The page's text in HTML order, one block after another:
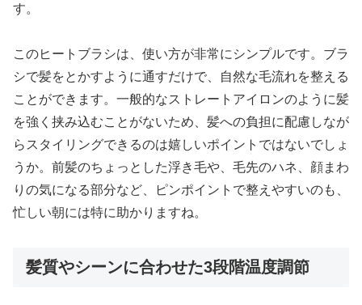
す。
このヒートブラシは、使い方が非常にシンプルです。ブラ
シで髪をとかすように通すだけで、自然な毛流れを整える
ことができます。一般的なストレートアイロンのように髪
を強く挟み込むことがないため、髪への負担に配慮しなが
らスタイリングできるのは嬉しいポイントではないでしょ
うか。前髪のちょっとした浮き毛や、毛先のハネ、顔まわ
りの気になる部分など、ピンポイントで整えやすいのも、
忙しい朝には特に助かりますね。
髪質やシーンに合わせた3段階温度調節